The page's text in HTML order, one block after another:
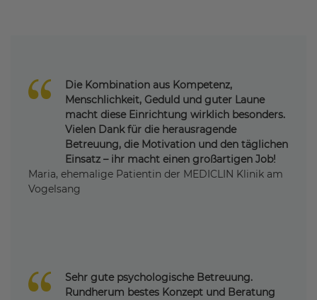
Die Kombination aus Kompetenz,
Menschlichkeit, Geduld und guter Laune
macht diese Einrichtung wirklich besonders.
Vielen Dank für die herausragende
Betreuung, die Motivation und den täglichen
Einsatz – ihr macht einen großartigen Job!
Maria, ehemalige Patientin der MEDICLIN Klinik am
Vogelsang
Sehr gute psychologische Betreuung.
Rundherum bestes Konzept und Beratung